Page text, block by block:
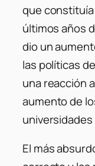
que
últimos años
dio un
las políticas
una reacción
aumento de
El más